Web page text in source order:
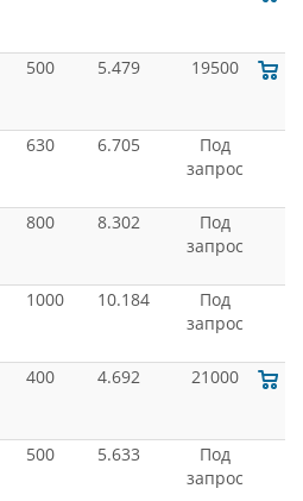
500 5.479 19500
630 6.705
Под
запрос
800 8.302
Под
запрос
1000 10.184
Под
запрос
400 4.692 21000
500 5.633
Под
запрос